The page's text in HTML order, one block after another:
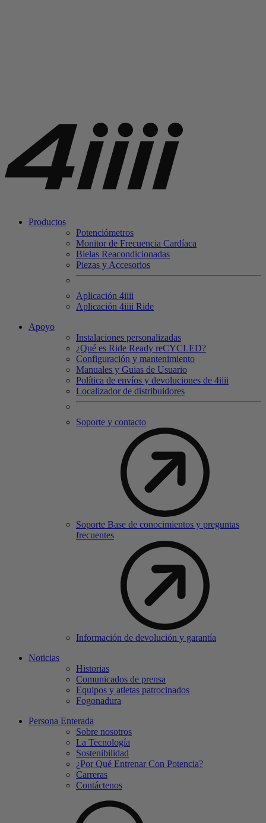
Productos
Potenciómetros
Monitor de Frecuencia Cardíaca
Bielas Reacondicionadas
Piezas y Accesorios
Aplicación 4iiii
Aplicación 4iiii Ride
Apoyo
Instalaciones personalizadas
¿Qué es Ride Ready reCYCLED?
Configuración y mantenimiento
Manuales y Guias de Usuario
Política de envíos y devoluciones de 4iiii
Localizador de distribuidores
Soporte y contacto
Soporte Base de conocimientos y preguntas
frecuentes
Información de devolución y garantía
Noticias
Historias
Comunicados de prensa
Equipos y atletas patrocinados
Fogonadura
Persona Enterada
Sobre nosotros
La Tecnología
Sostenibilidad
¿Por Qué Entrenar Con Potencia?
Carreras
Contáctenos